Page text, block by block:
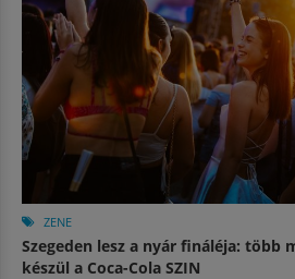
ZENE
Szegeden lesz a nyár fináléja: több
készül a Coca-Cola SZIN